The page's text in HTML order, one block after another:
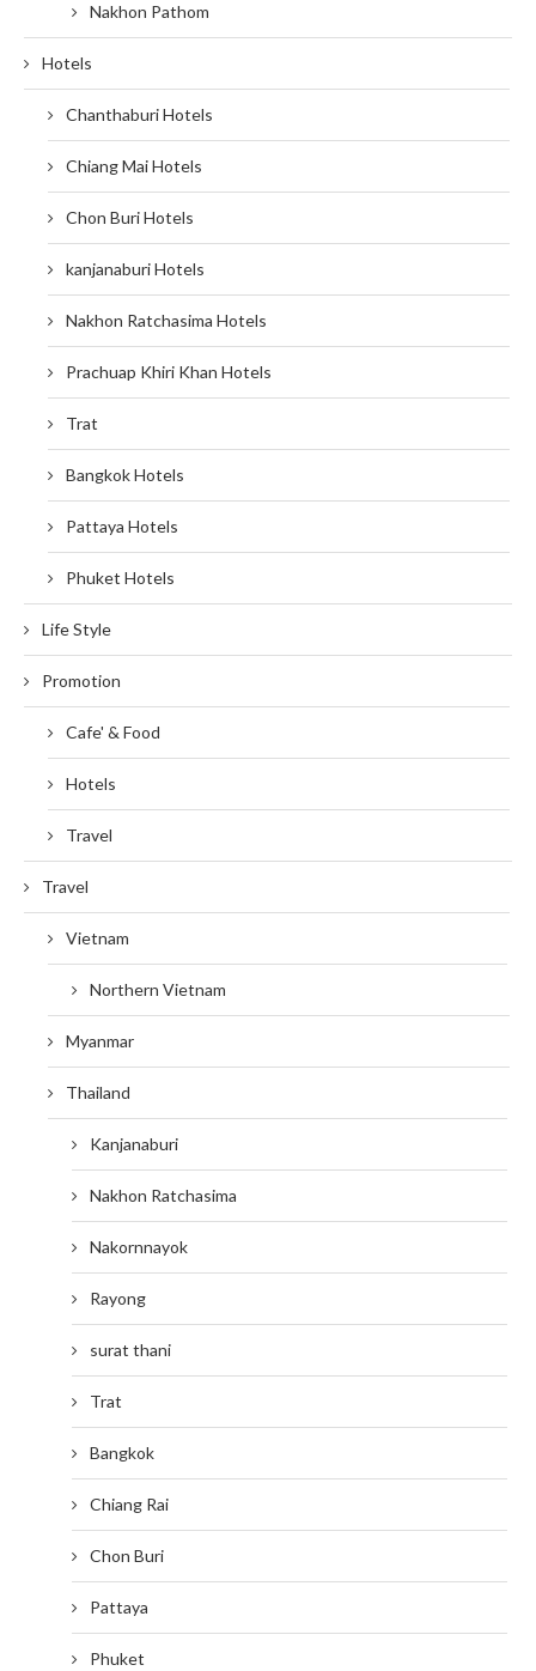
Nakhon Pathom
Hotels
Chanthaburi Hotels
Chiang Mai Hotels
Chon Buri Hotels
kanjanaburi Hotels
Nakhon Ratchasima Hotels
Prachuap Khiri Khan Hotels
Trat
Bangkok Hotels
Pattaya Hotels
Phuket Hotels
Life Style
Promotion
Cafe' & Food
Hotels
Travel
Travel
Vietnam
Northern Vietnam
Myanmar
Thailand
Kanjanaburi
Nakhon Ratchasima
Nakornnayok
Rayong
surat thani
Trat
Bangkok
Chiang Rai
Chon Buri
Pattaya
Phuket